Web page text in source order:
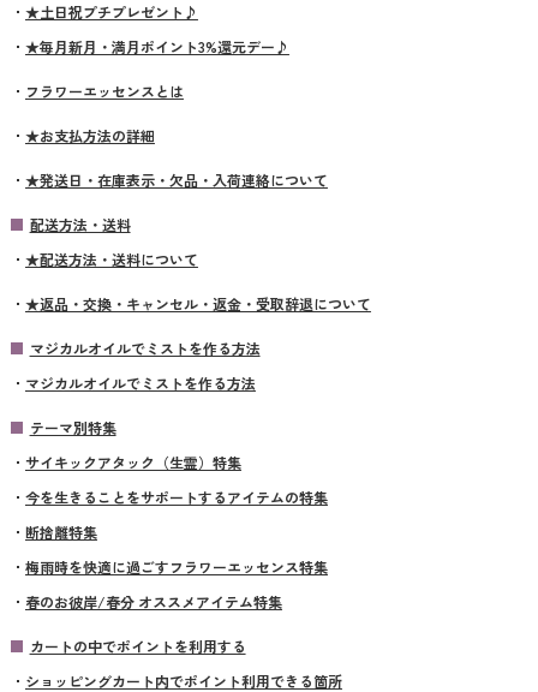
★土日祝プチプレゼント♪
★毎月新月・満月ポイント3%還元デー♪
フラワーエッセンスとは
★お支払方法の詳細
★発送日・在庫表示・欠品・入荷連絡について
配送方法・送料
★配送方法・送料について
★返品・交換・キャンセル・返金・受取辞退について
マジカルオイルでミストを作る方法
マジカルオイルでミストを作る方法
テーマ別特集
サイキックアタック（生霊）特集
今を生きることをサポートするアイテムの特集
断捨離特集
梅雨時を快適に過ごすフラワーエッセンス特集
春のお彼岸/春分 オススメアイテム特集
カートの中でポイントを利用する
ショッピングカート内でポイント利用できる箇所